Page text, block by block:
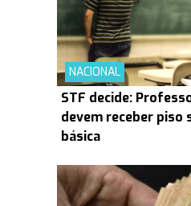
NACIONAL
STF decide:
devem receber piso
básica